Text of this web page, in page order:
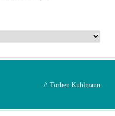
// Torben Kuhlmann